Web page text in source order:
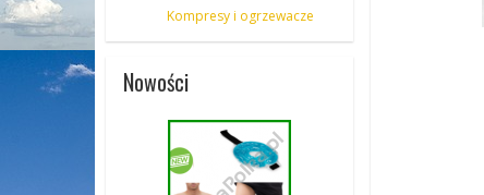
Kompresy i ogrzewacze
Nowości